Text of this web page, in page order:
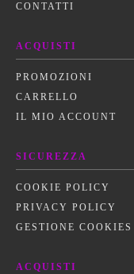
CONTATTI
ACQUISTI
PROMOZIONI
CARRELLO
IL MIO ACCOUNT
SICUREZZA
COOKIE POLICY
PRIVACY POLICY
GESTIONE COOKIES
ACQUISTI